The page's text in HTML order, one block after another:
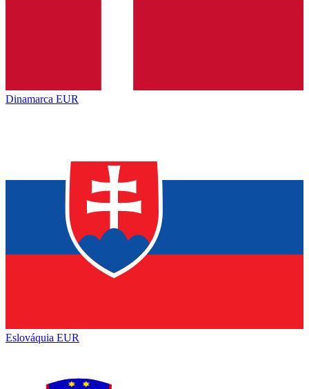
Dinamarca EUR
Eslováquia EUR